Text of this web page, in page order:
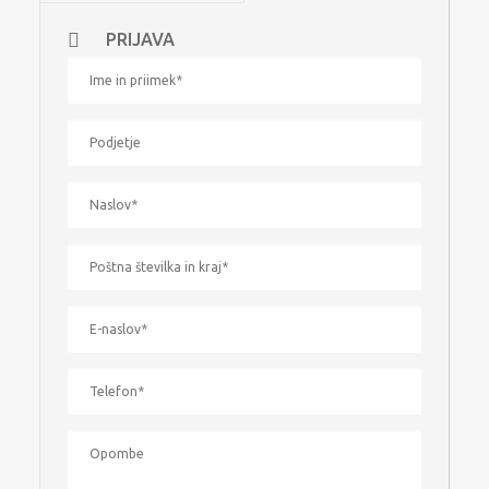
spoznavanje delovnega okolja programa Civil 3D
spoznavanje z objekti in njihovimi lastnostmi in
izdelava, urejanje ter uvoz in izvoz digitalnega
osi
nivelete
urejanje, kreiranje »Assemblies«, kreiranje
format
izračun količin po prečnih prerezih in izdelava
PRIJAVA